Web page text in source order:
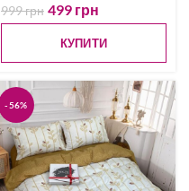
999грн 499 грн
КУПИТИ
-56%